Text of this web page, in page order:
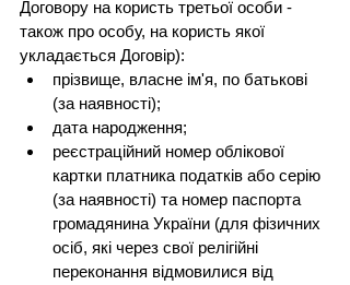
Договору на користь третьої особи -
також про особу, на користь якої
укладається Договір):
прізвище, власне ім'я, по батькові
(за наявності);
дата народження;
реєстраційний номер облікової
картки платника податків або серію
(за наявності) та номер паспорта
громадянина України (для фізичних
осіб, які через свої релігійні
переконання відмовилися від